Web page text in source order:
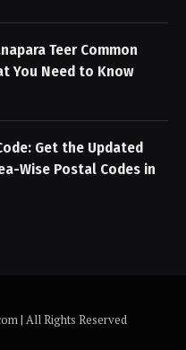
Teer Common
You Need to Know
Get the Updated
Wise Postal Codes in
| All Rights Reserved